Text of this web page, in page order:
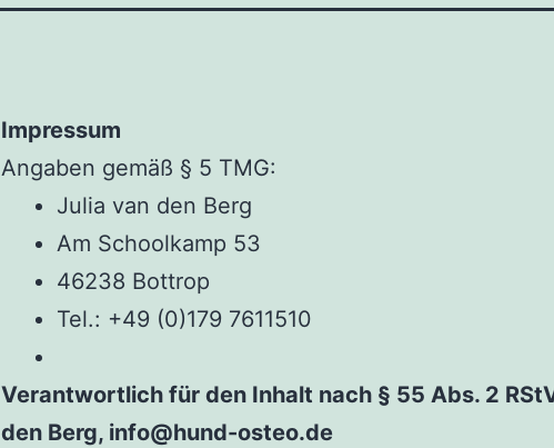
Impressum
Angaben gemäß § 5 TMG:
Julia van den Berg
Am Schoolkamp 53
46238 Bottrop
Tel.: +49 (0)179 7611510
Verantwortlich für den Inhalt nach § 55 Abs. 2
den Berg, info@hund-osteo.de